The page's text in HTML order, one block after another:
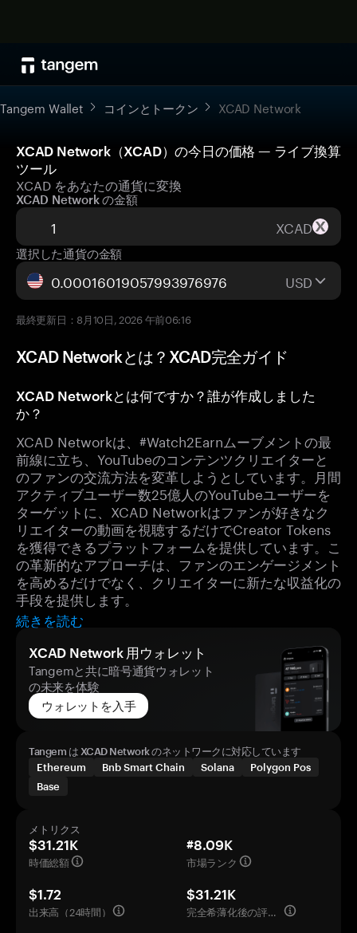
Tangem Wallet コインとトークン XCAD Network
XCAD Network（XCAD）の今日の価格 — ライブ換算
ツール
XCAD をあなたの通貨に変換
XCAD Network の金額
XCAD
選択した通貨の金額
USD
最終更新日：8月10日, 2026 午前06:16
XCAD Networkとは？XCAD完全ガイド
XCAD Networkとは何ですか？誰が作成しました
か？
XCAD Networkは、#Watch2Earnムーブメントの最
前線に立ち、YouTubeのコンテンツクリエイターと
のファンの交流方法を変革しようとしています。月間
アクティブユーザー数25億人のYouTubeユーザーを
ターゲットに、XCAD Networkはファンが好きなク
リエイターの動画を視聴するだけでCreator Tokens
を獲得できるプラットフォームを提供しています。こ
の革新的なアプローチは、ファンのエンゲージメント
を高めるだけでなく、クリエイターに新たな収益化の
手段を提供します。
続きを読む
XCAD Network 用ウォレット
Tangemと共に暗号通貨ウォレット
の未来を体験
ウォレットを入手
Tangem は XCAD Network のネットワークに対応しています
Ethereum
Bnb Smart Chain Solana
Polygon Pos
Base
メトリクス
$31.21K
時価総額
#8.09K
市場ランク
$1.72
出来高（24時間）
$31.21K
完全希薄化後の評価額